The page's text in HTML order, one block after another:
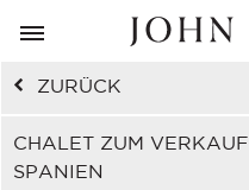
ZURÜCK
CHALET ZUM
SPANIEN